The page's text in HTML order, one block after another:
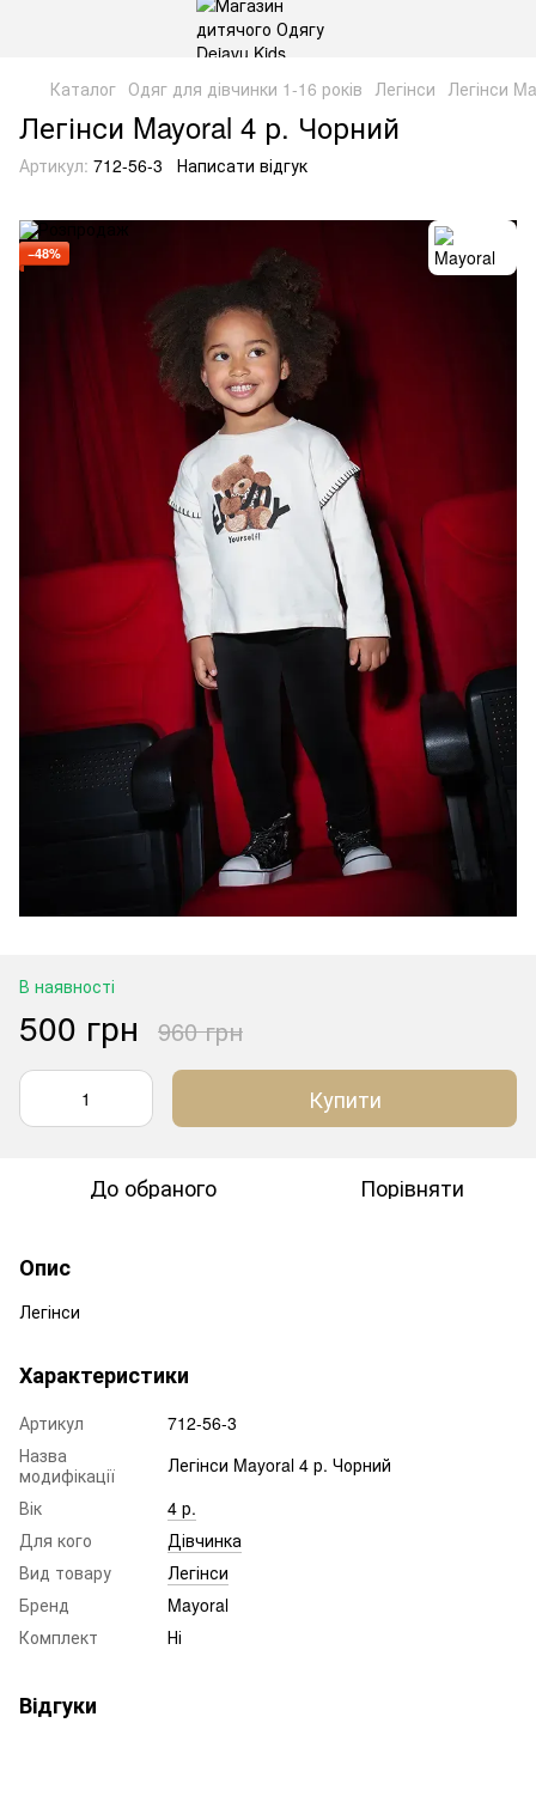
Каталог Одяг для дівчинки 1-16 років Легінси Легінси
Легінси Mayoral 4 р. Чорний
Артикул: 712-56-3 Написати відгук
−48%
В наявності
500 грн 960 грн
Купити
До обраного Порівняти
Опис
Легінси
Характеристики
Артикул
712-56-3
Назва
модифікації
Легінси Mayoral 4 р. Чорний
Вік
4 р.
Для кого
Дівчинка
Вид товару
Легінси
Бренд
Mayoral
Комплект
Ні
Відгуки